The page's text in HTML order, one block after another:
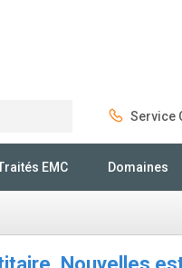
Service
EMC Domaines